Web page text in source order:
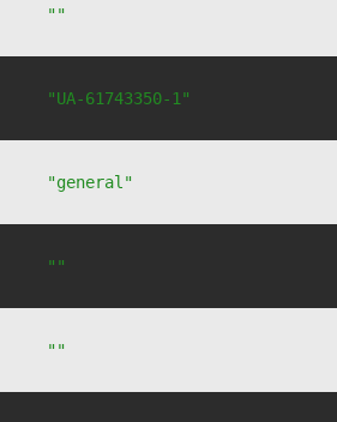
""
"UA-61743350-1"
"general"
""
""